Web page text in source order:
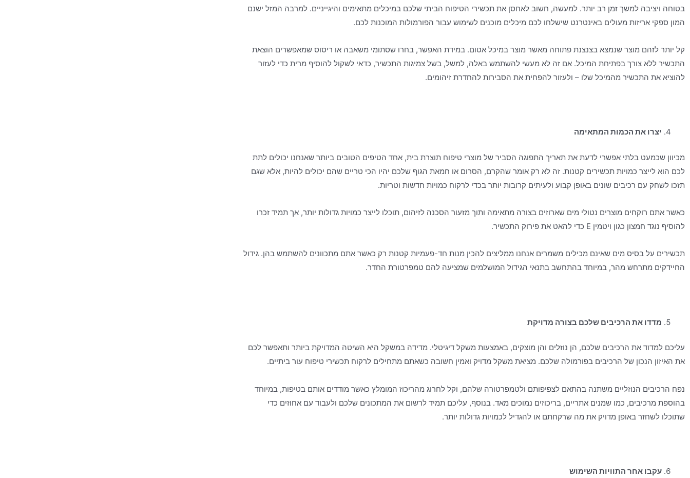
בטוחה ויציבה למשך זמן רב יותר. למעשה, חשוב לאחסן את תכשירי הטיפוח הביתי שלכם במיכלים מתאימים והיגייניים. למרבה המזל ישנם
המון ספקי אריזות מעולים באינטרנט שישלחו לכם מיכלים מוכנים לשימוש עבור הפורמולות המוכנות לכם.
קל יותר לזהם מוצר שנמצא בצנצנת פתוחה מאשר מוצר במיכל אטום. במידת האפשר, בחרו שסתומי משאבה או ריסוס שמאפשרים הוצאת
התכשיר ללא צורך בפתיחת המיכל. אם זה לא מעשי להשתמש באלה, למשל, בשל צמיגות התכשיר, כדאי לשקול להוסיף מרית כדי לעזור
להוציא את התכשיר מהמיכל שלו – ולעזור להפחית את הסבירות להחדרת זיהומים.
יצרו את הכמות המתאימה
מכיוון שכמעט בלתי אפשרי לדעת את תאריך התפוגה הסביר של מוצרי טיפוח תוצרת בית, אחד הטיפים הטובים ביותר שאנחנו יכולים לתת
לכם הוא לייצר כמויות תכשירים קטנות. זה לא רק אומר שהקרם, הסרום או חמאת הגוף שלכם יהיו הכי טריים שהם יכולים להיות, אלא שגם
תזכו לשחק עם רכיבים שונים באופן קבוע ולעיתים קרובות יותר בכדי לרקוח כמויות חדשות וטריות.
כאשר אתם רוקחים מוצרים נטולי מים שארוזים בצורה מתאימה ותוך מזעור הסכנה לזיהום, תוכלו לייצר כמויות גדולות יותר, אך תמיד זכרו
להוסיף נוגד חמצון כגון ויטמין E כדי להאט את פירוק התכשיר.
תכשירים על בסיס מים שאינם מכילים משמרים אנחנו ממליצים להכין מנות חד-פעמיות קטנות רק כאשר אתם מתכוונים להשתמש בהן. גידול
החיידקים מתרחש מהר, במיוחד בהתחשב בתנאי הגידול המושלמים שמציעה להם טמפרטורת החדר.
מדדו את הרכיבים שלכם בצורה מדויקת
עליכם למדוד את הרכיבים שלכם, הן נוזלים והן מוצקים, באמצעות משקל דיגיטלי. מדידה במשקל היא השיטה המדויקת ביותר ותאפשר לכם
את האיזון הנכון של הרכיבים בפורמולה שלכם. מציאת משקל מדויק ואמין חשובה כשאתם מתחילים לרקוח תכשירי טיפוח עור ביתיים.
נפח הרכיבים הנוזליים משתנה בהתאם לצפיפותם ולטמפרטורה שלהם, וקל לחרוג מהריכוז המומלץ כאשר מודדים אותם בטיפות, במיוחד
בהוספת מרכיבים, כמו שמנים אתריים, בריכוזים נמוכים מאד. בנוסף, עליכם תמיד לרשום את המתכונים שלכם ולעבוד עם אחוזים כדי
שתוכלו לשחזר באופן מדויק את מה שרקחתם או להגדיל לכמויות גדולות יותר.
עקבו אחר התוויות השימוש